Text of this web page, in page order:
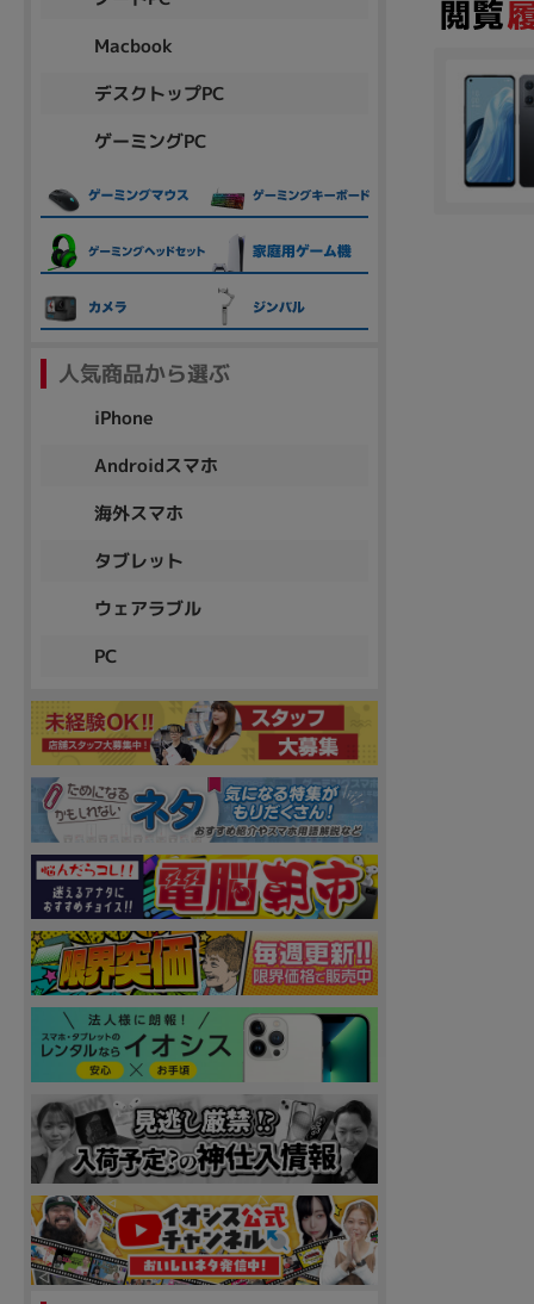
Macbook
デスクトップPC
ゲーミングPC
人気商品から選ぶ
iPhone
Androidスマホ
海外スマホ
タブレット
ウェアラブル
PC
~
円 ～
各項目のチェックボックスは「or検索」となります。